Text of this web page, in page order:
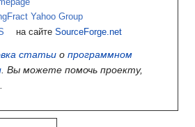
Yahoo Group
на сайтеSourceForge.net
статьи о программном
. Вы можете помочь проекту,